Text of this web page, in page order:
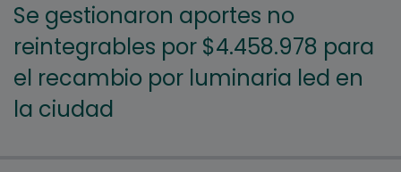
Se gestionaron aportes no
reintegrables por $4.458.978 para
el recambio por luminaria led en
la ciudad